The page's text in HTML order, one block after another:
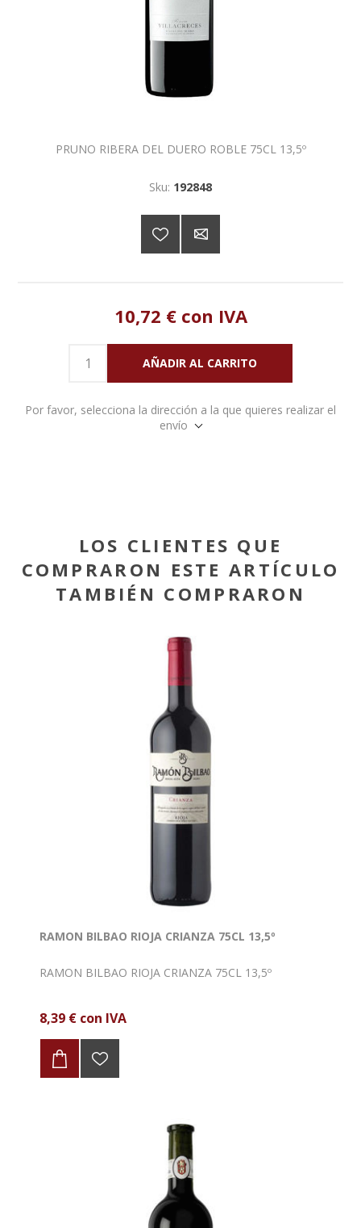
PRUNO RIBERA DEL DUERO ROBLE 75CL 13,5º
Sku: 192848
10,72 € con IVA
Por favor, selecciona la dirección a la que quieres realizar el
envío
LOS CLIENTES QUE
COMPRARON ESTE ARTÍCULO
TAMBIÉN COMPRARON
RAMON BILBAO RIOJA CRIANZA 75CL 13,5º
RAMON BILBAO RIOJA CRIANZA 75CL 13,5º
8,39 € con IVA